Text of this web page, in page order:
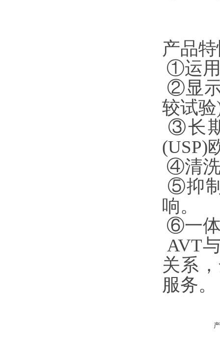
产品
①运用
②显
较试
③长
(USP)
④清
⑤抑
响。
⑥一体
AVT
关系
服务。